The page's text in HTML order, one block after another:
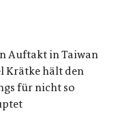
Auftakt in Taiwan
Krätke hält den
für nicht so